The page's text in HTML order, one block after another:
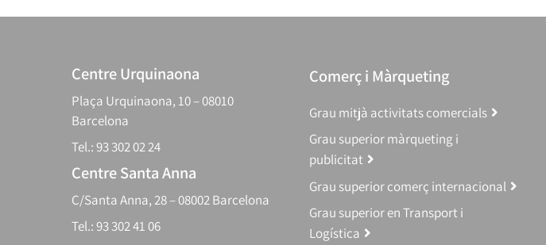
Centre Urquinaona
Plaça Urquinaona, 10 – 08010
Barcelona
Tel.: 93 302 02 24
Centre Santa Anna
C/Santa Anna, 28 – 08002 Barcelona
Tel.: 93 302 41 06
Comerç i Màrqueting
Grau mitjà activitats comercials
Grau superior màrqueting i
publicitat
Grau superior comerç internacional
Grau superior en Transport i
Logística